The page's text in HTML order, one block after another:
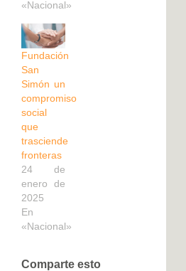
«Nacional»
Fundación
San
Simón un
compromiso
social
que
trasciende
fronteras
24 de
enero de
2025
En
«Nacional»
Comparte esto